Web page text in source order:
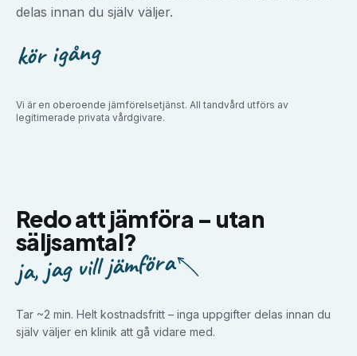
delas innan du själv väljer.
kör igång
Vi är en oberoende jämförelsetjänst. All tandvård utförs av
legitimerade privata vårdgivare.
Redo att jämföra – utan
säljsamtal?
ja, jag vill jämföra
Tar ~2 min. Helt kostnadsfritt – inga uppgifter delas innan du
själv väljer en klinik att gå vidare med.